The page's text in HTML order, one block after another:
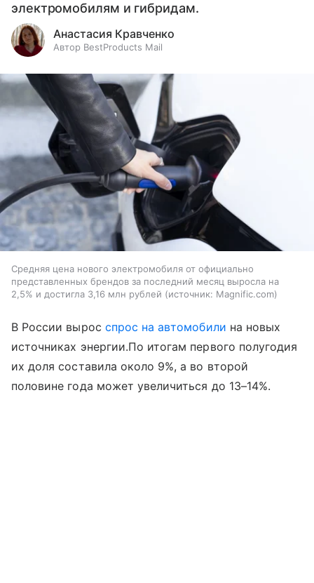
электромобилям и гибридам.
Анастасия Кравченко
Автор BestProducts Mail
Средняя цена нового электромобиля от официально
представленных брендов за последний месяц выросла на
2,5% и достигла 3,16 млн рублей
источник: Magnific.com
В России вырос спрос на автомобили на новых
источниках энергии.По итогам первого полугодия
их доля составила около 9%, а во второй
половине года может увеличиться до 13–14%.